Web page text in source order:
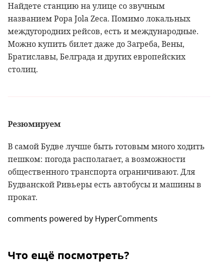
Найдете станцию на улице со звучным
названием Popa Jola Zeca. Помимо локальных
междугородних рейсов, есть и международные.
Можно купить билет даже до Загреба, Вены,
Братиславы, Белграда и других европейских
столиц.
Резюмируем
В самой Будве лучше быть готовым много ходить
пешком: погода располагает, а возможности
общественного транспорта ограничивают. Для
Будванской Ривьеры есть автобусы и машины в
прокат.
comments powered by HyperComments
Что ещё посмотреть?